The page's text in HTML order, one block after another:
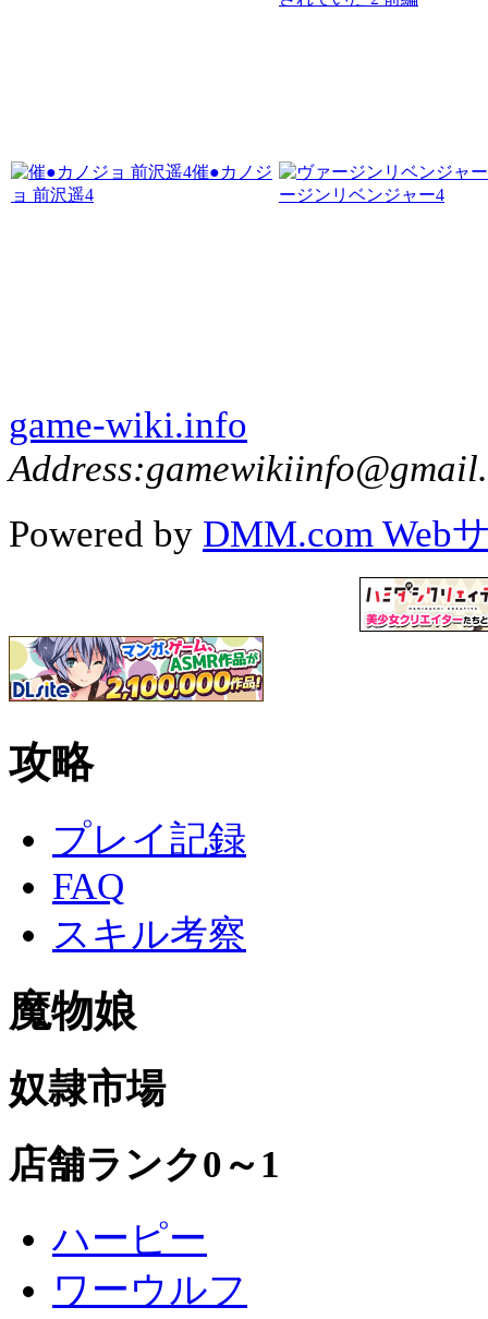
催●カノジ
ョ 前沢遥4
ージンリベンジャー4
game-wiki.info
Powered by DMM.com Web
攻略
プレイ記録
FAQ
スキル考察
魔物娘
奴隷市場
店舗ランク0～1
ハーピー
ワーウルフ